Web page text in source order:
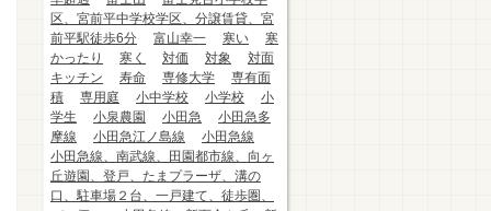
区、宮前平中学校学区、分譲賃貸、宮
前平駅徒歩6分
富山幸一 寒い
寒
かったり
寒く 対価 対象
対面
キッチン
寿命 専修大学
専有面
積
専用庭 小中学校 小学校
小
学生
小泉農園 小田急
小田急多
摩線
小田急江ノ島線
小田急線
小田急線、南武線、田園都市線、向ヶ
丘遊園、登戸、たまプラーザ、溝の
口、駐車場２台、一戸建て、徒歩圏、